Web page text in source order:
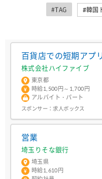
#TAG #韓国
百貨店での短期アプ
株式会社ハイファイブ
東京都
時給1,500円～1,700円
アルバイト・パート
スポンサー：求人ボックス
営業
埼玉りそな銀行
埼玉県
時給1,610円